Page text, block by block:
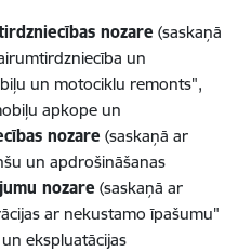
nozare (saskaņā
un
un motociklu remonts",
apkope un
nozare (saskaņā ar
un apdrošināšanas
nozare (saskaņā ar
ar nekustamo īpašumu"
ekspluatācijas